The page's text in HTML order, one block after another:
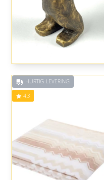
HURTIG LEVERING
4.3